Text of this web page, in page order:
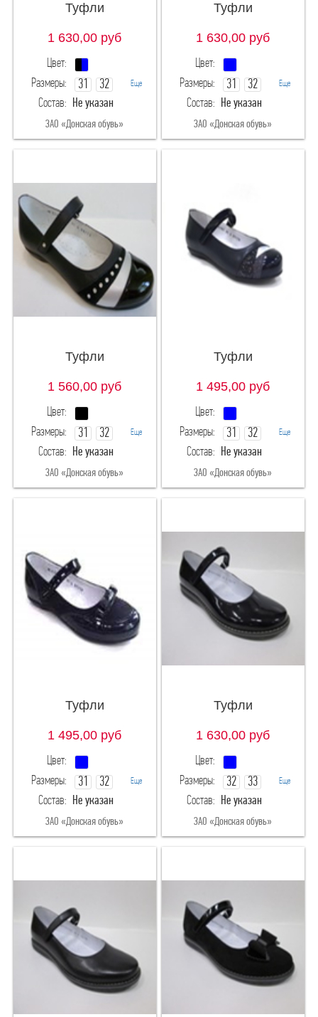
Туфли
1 630,00 руб
Цвет:
Размеры:
31
32
33
34
Еще
Состав: Не указан
ЗАО «Донская обувь»
Туфли
1 630,00 руб
Цвет:
Размеры:
31
32
33
34
Еще
Состав: Не указан
ЗАО «Донская обувь»
Туфли
1 560,00 руб
Цвет:
Размеры:
31
32
33
34
Еще
Состав: Не указан
ЗАО «Донская обувь»
Туфли
1 495,00 руб
Цвет:
Размеры:
31
32
33
34
Еще
Состав: Не указан
ЗАО «Донская обувь»
Туфли
1 495,00 руб
Цвет:
Размеры:
31
32
33
34
Еще
Состав: Не указан
ЗАО «Донская обувь»
Туфли
1 630,00 руб
Цвет:
Размеры:
32
33
34
35
Еще
Состав: Не указан
ЗАО «Донская обувь»